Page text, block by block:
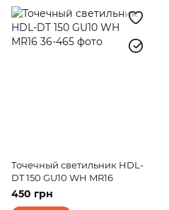
Точечный светильник HDL-
DT 150 GU10 WH MR16
450 грн